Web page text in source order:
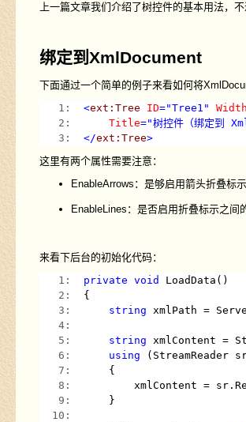
上一篇文章我们介绍了树控件的基本用法，
绑定到XmlDocument
下面通过一个简单的例子来看如何将
   1:
<ext:Tree ID="Tree1" Width
   2:
Title="树控件（绑定到
   3:
</ext:Tree>
这里有两个属性需要注意：
EnableArrows：是够启用箭头折叠标
EnableLines：是否启用折叠标示之间
来看下后台的初始化代码：
   1:
private void
LoadData()
   2:
{
   3:
string xmlPath =
   4:
   5:
string xmlContent =
   6:
using (StreamReader
   7:
    {
   8:
xmlContent =
   9:
    }
  10: